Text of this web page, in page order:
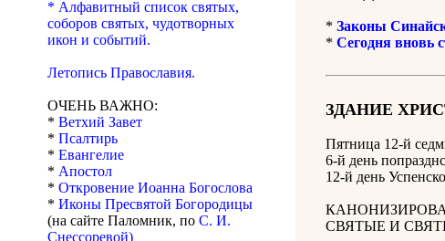
* Алфавитный список святых,
соборов святых, чудотворных
икон и событий.
Летопись Православия.
ОЧЕНЬ ВАЖНО:
* Ветхий Завет
* Псалтирь
* Евангелие
* Апостол
* Откровение Иоанна Богослова
* Иконы Пресвятой Богородицы
(на сайте Паломник, по С. И.
Снессоревой)
* Законы
* Сегодня вновь
ЗДАНИЕ
Пятница 12-й
6-й день
12-й день
СВЯТЫЕ И